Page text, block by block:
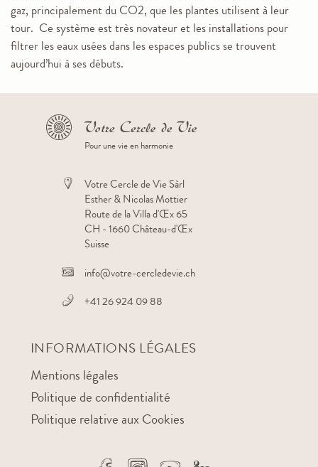
gaz, principalement du CO2, que les plantes utilisent à leur
tour. Ce système est très novateur et les installations pour
filtrer les eaux usées dans les espaces publics se trouvent
aujourd’hui à ses débuts.
Pour une vie en harmonie
Votre Cercle de Vie Sàrl
Esther & Nicolas Mottier
Route de la Villa d'Œx 65
CH - 1660 Château-d'Œx
Suisse
info@votre-cercledevie.ch
+41 26 924 09 88
INFORMATIONS LÉGALES
Mentions légales
Politique de confidentialité
Politique relative aux Cookies